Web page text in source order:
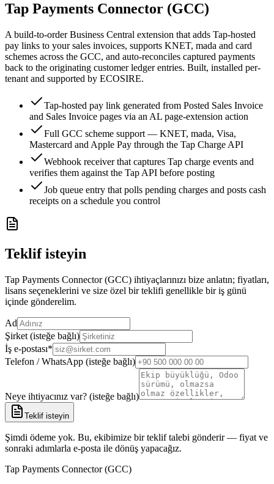
Tap Payments Connector (GCC)
A build-to-order Business Central extension that adds Tap-hosted
pay links to your sales invoices, supports KNET, mada and card
schemes across the GCC, and auto-reconciles captured payments
back to the originating customer ledger entries. Built, installed per-
tenant and supported by ECOSIRE.
Tap-hosted pay link generated from Posted Sales Invoice
and Sales Invoice pages via an AL page-extension action
Full GCC scheme support — KNET, mada, Visa,
Mastercard and Apple Pay through the Tap Charge API
Webhook receiver that captures Tap charge events and
verifies them against the Tap API before posting
Job queue entry that polls pending charges and posts cash
receipts on a schedule you control
Teklif isteyin
Tap Payments Connector (GCC) ihtiyaçlarınızı bize anlatın; fiyatları,
lisans seçeneklerini ve size özel bir teklifi genellikle bir iş günü
içinde gönderelim.
Ad
Şirket (isteğe bağlı)
İş e-postası*
Telefon / WhatsApp (isteğe bağlı)
Neye ihtiyacınız var? (isteğe bağlı)
Teklif isteyin
Şimdi ödeme yok. Bu, ekibimize bir teklif talebi gönderir — fiyat ve
sonraki adımlarla e-posta ile dönüş yapacağız.
Tap Payments Connector (GCC)